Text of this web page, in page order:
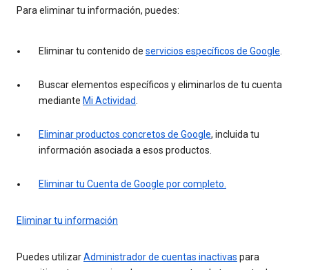
Para eliminar tu información, puedes:
Eliminar tu contenido de servicios específicos de Google
Buscar elementos específicos y eliminarlos de tu cuenta
mediante Mi Actividad
Eliminar productos concretos de Google, incluida tu
información asociada a esos productos.
Eliminar tu Cuenta de Google por completo.
Eliminar tu información
Puedes utilizarAdministrador de cuentas inactivas para